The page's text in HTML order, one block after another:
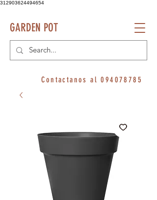
312903624494654
GARDEN POT
Contactanos al094078785